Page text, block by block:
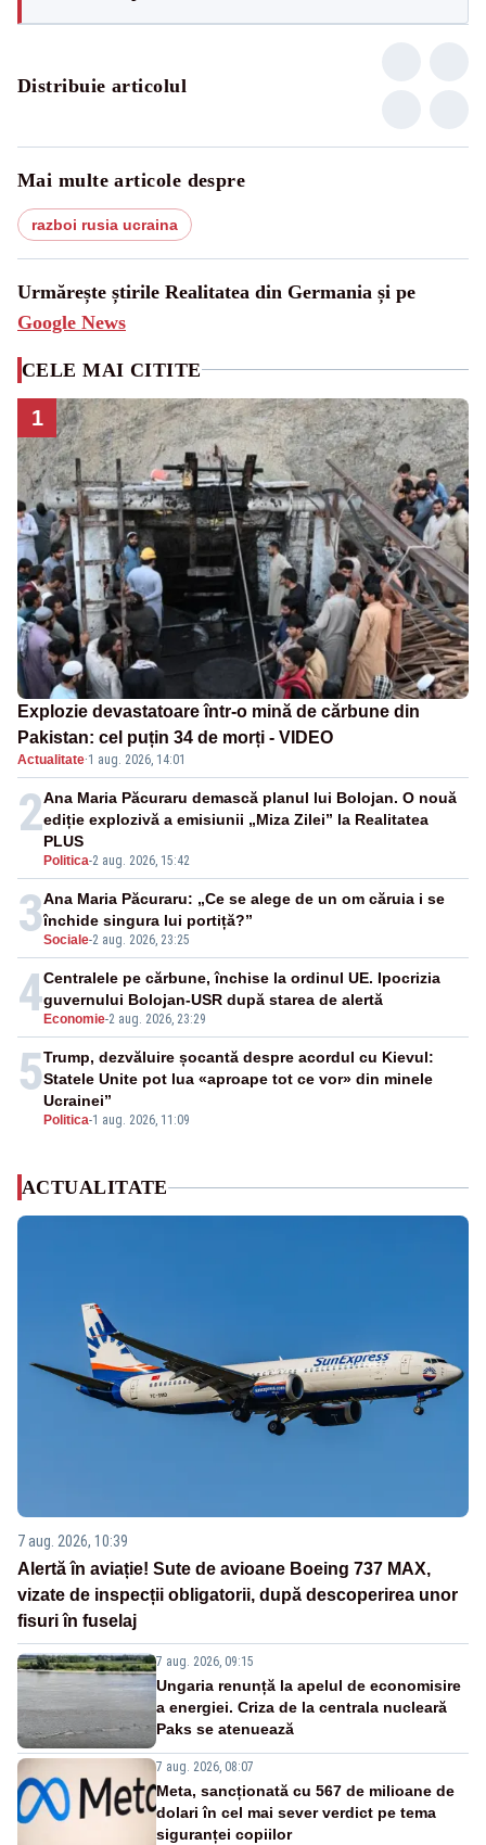
Distribuie articolul
Mai multe articole despre
razboi rusia ucraina
Urmărește știrile Realitatea din Germania și pe
Google News
CELE MAI CITITE
1
Explozie devastatoare într-o mină de cărbune din
Pakistan: cel puțin 34 de morți - VIDEO
Actualitate·1 aug. 2026, 14:01
2
Politica-2 aug. 2026, 15:42
Ana Maria Păcuraru demască planul lui Bolojan. O nouă
ediție explozivă a emisiunii „Miza Zilei” la Realitatea
PLUS
3Sociale-2 aug. 2026, 23:25
Ana Maria Păcuraru: „Ce se alege de un om căruia i se
închide singura lui portiță?”
4 Economie-2 aug. 2026, 23:29
Centralele pe cărbune, închise la ordinul UE. Ipocrizia
guvernului Bolojan-USR după starea de alertă
5
Politica-1 aug. 2026, 11:09
Trump, dezvăluire șocantă despre acordul cu Kievul:
Statele Unite pot lua «aproape tot ce vor» din minele
Ucrainei”
ACTUALITATE
7 aug. 2026, 10:39
Alertă în aviație! Sute de avioane Boeing 737 MAX,
vizate de inspecții obligatorii, după descoperirea unor
fisuri în fuselaj
7 aug. 2026, 09:15
Ungaria renunță la apelul de economisire
a energiei. Criza de la centrala nucleară
Paks se atenuează
7 aug. 2026, 08:07
Meta, sancționată cu 567 de milioane de
dolari în cel mai sever verdict pe tema
siguranței copiilor